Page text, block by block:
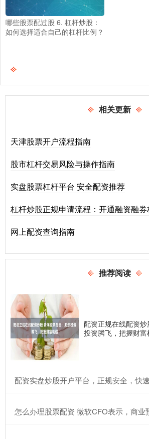
哪些股票配过股 6. 杠杆炒股：
如何选择适合自己的杠杆比例？
相关更新
天津股票开户流程指南
股市杠杆交易风险与操作指南
实盘股票杠杆平台 安全配资推荐
杠杆炒股正规申请流程：开通融资融券
网上配资查询指南
推荐阅读
配资正规在线配资
投资腾飞，把握财富
配资实盘炒股开户平台，正规安全，快
怎么办理股票配资 微软CFO表示，商业